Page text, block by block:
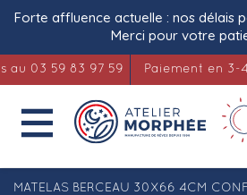
Forte affluence actuelle : nos délais
Merci pour votre
59 83 97 59 Paiement en 3-4 fois

MATELAS BERCEAU 30X66 4CM